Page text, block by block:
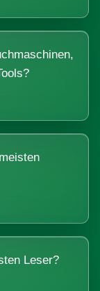
Leser?